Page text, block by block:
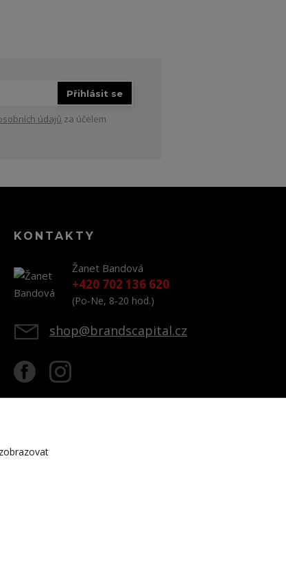
Přihlásit se
údajů za účelem
KONTAKTY
Žanet Bandová
+420 702 136 620
(Po-Ne, 8-20 hod.)
shop@brandscapital.cz